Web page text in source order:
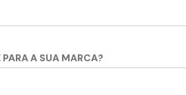
A SUA MARCA?